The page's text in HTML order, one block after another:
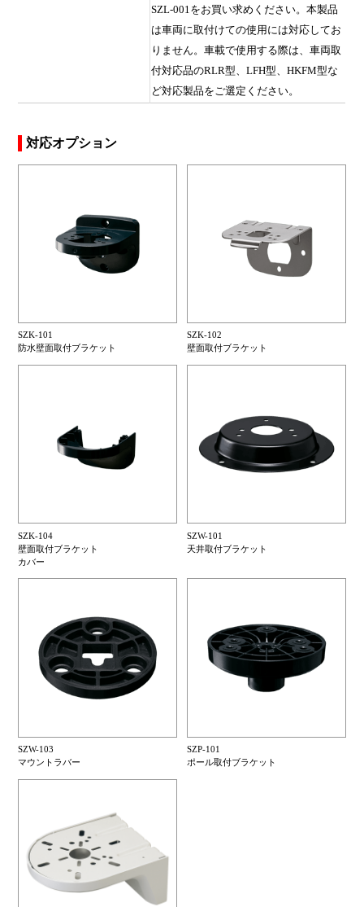
SZL-001をお買い求めください。本製品
は車両に取付けての使用には対応してお
りません。車載で使用する際は、車両取
付対応品のRLR型、LFH型、HKFM型な
ど対応製品をご選定ください。
対応オプション
SZK-101
防水壁面取付ブラケット
SZK-102
壁面取付ブラケット
SZK-104
壁面取付ブラケット
カバー
SZW-101
天井取付ブラケット
SZW-103
マウントラバー
SZP-101
ポール取付ブラケット